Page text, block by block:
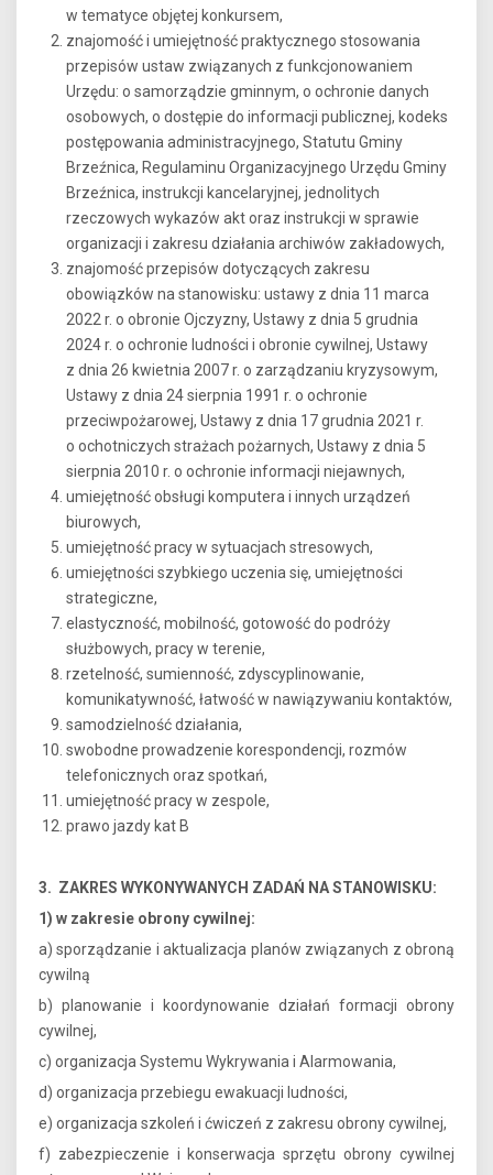
w tematyce objętej konkursem,
znajomość i umiejętność praktycznego stosowania
przepisów ustaw związanych z funkcjonowaniem
Urzędu: o samorządzie gminnym, o ochronie danych
osobowych, o dostępie do informacji publicznej, kodeks
postępowania administracyjnego, Statutu Gminy
Brzeźnica, Regulaminu Organizacyjnego Urzędu Gminy
Brzeźnica, instrukcji kancelaryjnej, jednolitych
rzeczowych wykazów akt oraz instrukcji w sprawie
organizacji i zakresu działania archiwów zakładowych,
znajomość przepisów dotyczących zakresu
obowiązków na stanowisku: ustawy z dnia 11 marca
2022 r. o obronie Ojczyzny, Ustawy z dnia 5 grudnia
2024 r. o ochronie ludności i obronie cywilnej, Ustawy
z dnia 26 kwietnia 2007 r. o zarządzaniu kryzysowym,
Ustawy z dnia 24 sierpnia 1991 r. o ochronie
przeciwpożarowej, Ustawy z dnia 17 grudnia 2021 r.
o ochotniczych strażach pożarnych, Ustawy z dnia 5
sierpnia 2010 r. o ochronie informacji niejawnych,
umiejętność obsługi komputera i innych urządzeń
biurowych,
umiejętność pracy w sytuacjach stresowych,
umiejętności szybkiego uczenia się, umiejętności
strategiczne,
elastyczność, mobilność, gotowość do podróży
służbowych, pracy w terenie,
rzetelność, sumienność, zdyscyplinowanie,
komunikatywność, łatwość w nawiązywaniu kontaktów,
samodzielność działania,
swobodne prowadzenie korespondencji, rozmów
telefonicznych oraz spotkań,
umiejętność pracy w zespole,
prawo jazdy kat B
3. ZAKRES WYKONYWANYCH ZADAŃ NA STANOWISKU:
1) w zakresie obrony cywilnej:
a) sporządzanie i aktualizacja planów związanych z obroną
cywilną
b) planowanie i koordynowanie działań formacji obrony
cywilnej,
c) organizacja Systemu Wykrywania i Alarmowania,
d) organizacja przebiegu ewakuacji ludności,
e) organizacja szkoleń i ćwiczeń z zakresu obrony cywilnej,
f) zabezpieczenie i konserwacja sprzętu obrony cywilnej